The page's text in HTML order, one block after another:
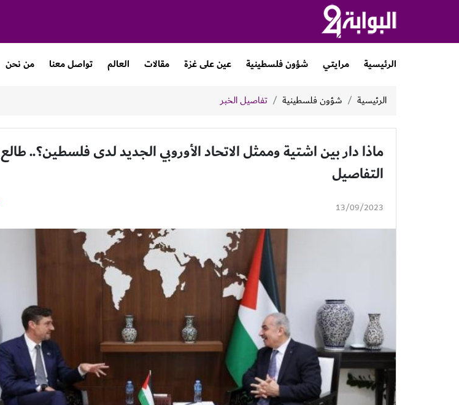
الرئيسية مرايتي شؤون فلسطينية عين على غزة مقالات العالم تواصل معنا من نحن
الرئيسية شؤون فلسطينية تفاصيل الخبر
ماذا دار بين اشتية وممثل الاتحاد الأوروبي الجديد لدى فلسطين؟.. طالع
التفاصيل
13/09/2023